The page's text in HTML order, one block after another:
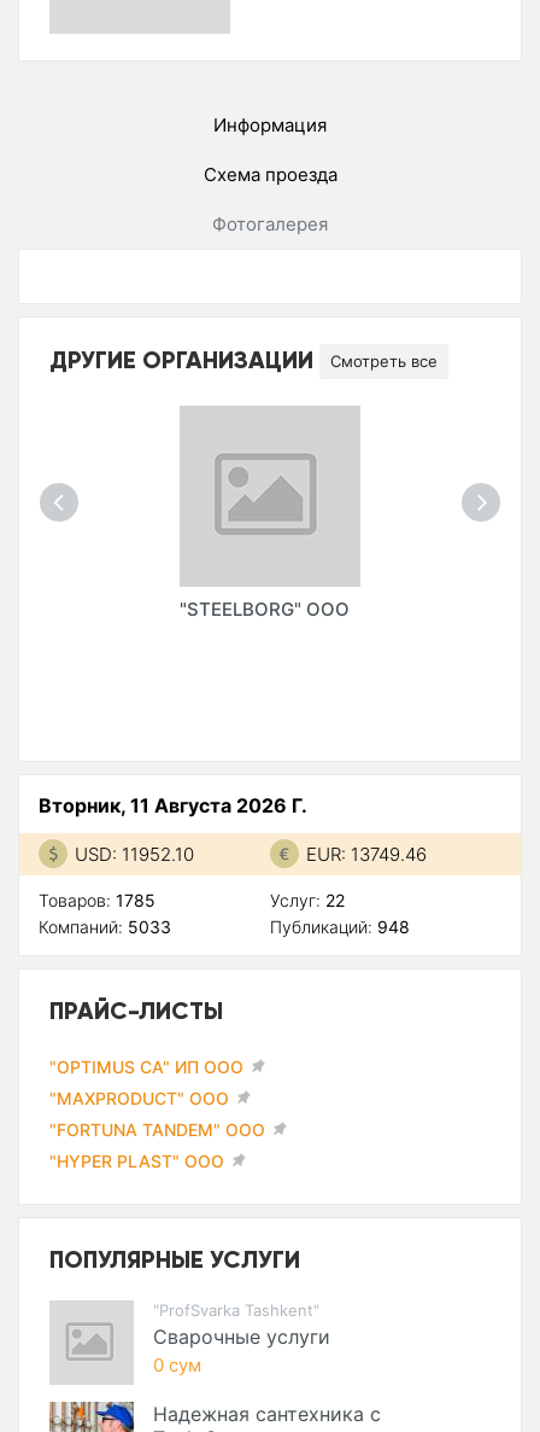
Информация
Схема проезда
Фотогалерея
ДРУГИЕ ОРГАНИЗАЦИИ Смотреть все
"STEELBORG" ООО
Вторник, 11 Августа 2026 Г.
USD: 11952.10 EUR: 13749.46
Товаров: 1785
Компаний: 5033
Услуг: 22
Публикаций: 948
ПРАЙС-ЛИСТЫ
"OPTIMUS CA" ИП ООО
"MAXPRODUCT" ООО
"FORTUNA TANDEM" ООО
"HYPER PLAST" ООО
ПОПУЛЯРНЫЕ УСЛУГИ
"ProfSvarka Tashkent"
Сварочные услуги
0 сум
Надежная сантехника с